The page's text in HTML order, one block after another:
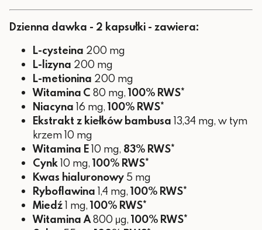
Dzienna dawka - 2 kapsułki - zawiera:
L-cysteina 200 mg
L-lizyna 200 mg
L-metionina 200 mg
Witamina C 80 mg, 100% RWS*
Niacyna 16 mg, 100% RWS*
Ekstrakt z kiełków bambusa 13,34 mg, w tym
krzem 10 mg
Witamina E10 mg, 83% RWS*
Cynk10 mg, 100% RWS*
Kwas hialuronowy 5 mg
Ryboflawina 1,4 mg, 100% RWS*
Miedź1 mg, 100% RWS*
Witamina A800 μg, 100% RWS*